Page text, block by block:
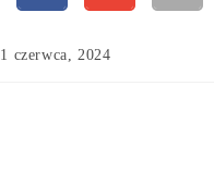
1 czerwca, 2024